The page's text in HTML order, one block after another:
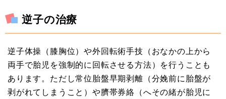
逆子の治療
逆子体操（膝胸位）や外回転術手技（おなかの上から
両手で胎児を強制的に回転させる方法）を行うことも
あります。ただし常位胎盤早期剥離（分娩前に胎盤が
剥がれてしまうこと）や臍帯券絡（へその緒が胎児に